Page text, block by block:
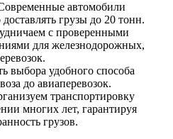
автомобили
грузы до 20 тонн.
с проверенными
для железнодорожных,
выбора удобного способа
до авиаперевозок.
транспортировку
многих лет, гарантируя
грузов.